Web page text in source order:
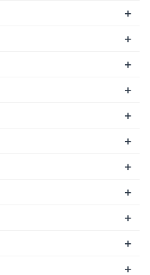
+
+
+
+
+
+
+
+
+
+
+